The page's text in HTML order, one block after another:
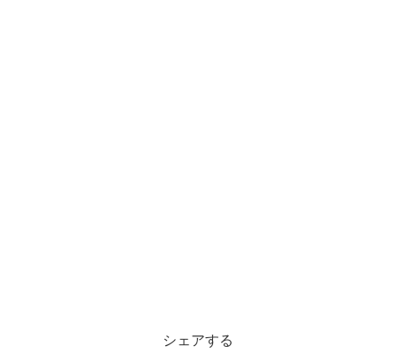
シェアする